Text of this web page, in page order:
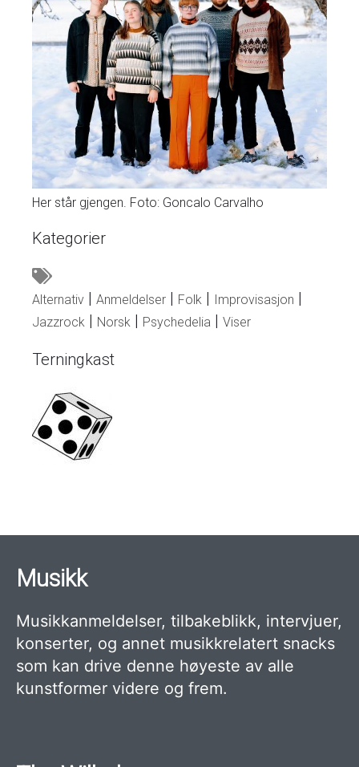
Her står gjengen. Foto: Goncalo Carvalho
Kategorier
Alternativ Anmeldelser Folk
Improvisasjon
Jazzrock
Norsk Psychedelia Viser
Terningkast
Musikk
Musikkanmeldelser, tilbakeblikk, intervjuer,
konserter, og annet musikkrelatert snacks
som kan drive denne høyeste av alle
kunstformer videre og frem.